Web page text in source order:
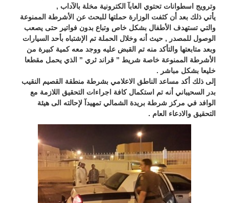
وترويج اسطوانات تحتوي العابآ الكترونية مخلة بالآداب ,
يأتي ذلك بعد أن كثفت الوزارة حملتها للبحث عن الأشرطة الممنوعة
والتي تستهدف الأطفال بشكل خاص وتباع بدون فواتير حتى يصعب
الوصول للمصدر , حيث أنه وخلال الحملة تم الإشتباه بأحد السيارات
وبعد متابعتها والتأكد منه تم القبض عليه ووجد معه كمية كبيرة من
الأشرطة الممنوعة خاصة شريط ” قراند ثري ” الذي يحمل مقطعا
خليعا بشكل مباشر .
إلى ذلك أكد مساعد الناطق الاعلامي بشرطة منطقة القصيم النقيب
بدر السحيباني أنه تم استكمال كافة اجراءات التحقيق اللازمة مع
الوافد في مركز شرطة بريدة الشمالي تمهيدآ لإحالته الى هيئة
التحقيق والادعاء العام .